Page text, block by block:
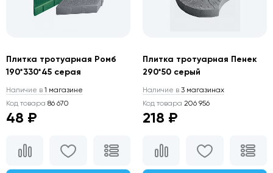
Плитка тротуарная Ромб
190*330*45 серая
Наличие в 1 магазине
Код товара 86 670
48 ₽
Плитка тротуарная Пенек
290*50 серый
Наличие в 3 магазинах
Код товара 206 956
218 ₽